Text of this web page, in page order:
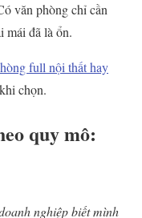
văn phòng chỉ cần
mái đã là ổn.
full nội thất hay
chọn.
quy mô:
nghiệp biết mình